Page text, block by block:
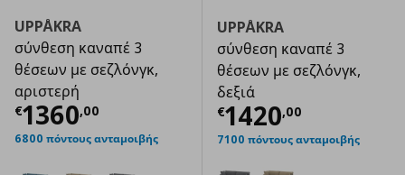
UPPÅKRA
σύνθεση καναπέ 3
θέσεων με σεζλόνγκ,
αριστερή
€1360,00
Τρέχουσα τιμή € 1360,00
6800 πόντους ανταμοιβής
UPPÅKRA
σύνθεση καναπέ 3
θέσεων με σεζλόνγκ,
δεξιά
€1420,00
Τρέχουσα
7100 πόντους ανταμοιβής